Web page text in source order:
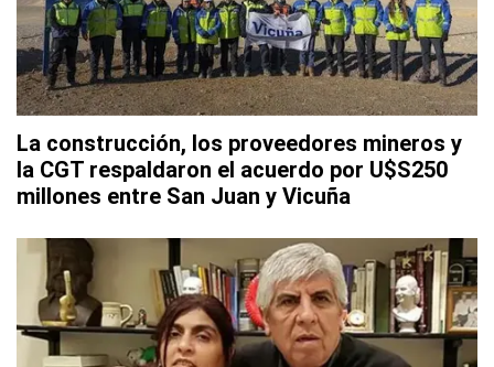
La construcción, los proveedores mineros y
la CGT respaldaron el acuerdo por U$S250
millones entre San Juan y Vicuña